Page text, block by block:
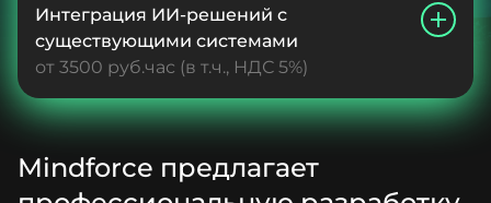
Интеграция ИИ-решений с
существующими системами
от 3500 руб.час (в т.ч., НДС 5%)
Mindforce предлагает